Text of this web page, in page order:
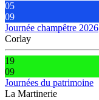
05
09
Journée champêtre 2026
Corlay
19
09
Journées du patrimoine
La Martinerie